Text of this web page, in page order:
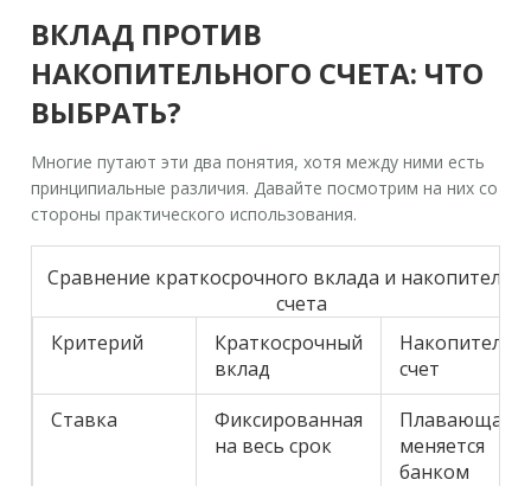
ВКЛАД ПРОТИВ
НАКОПИТЕЛЬНОГО СЧЕТА: ЧТО
ВЫБРАТЬ?
Многие путают эти два понятия, хотя между ними есть
принципиальные различия. Давайте посмотрим на них со
стороны практического использования.
Сравнение краткосрочного вклада и
счета
Критерий
Краткосрочный
вклад
счет
Ставка
Фиксированная
на весь срок
Плавающая,
меняется
банком